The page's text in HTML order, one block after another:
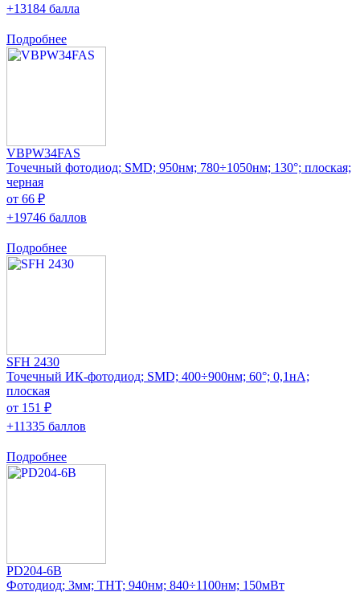
+13184 балла
Подробнее
VBPW34FAS
Точечный фотодиод; SMD; 950нм; 780÷1050нм; 130°; плоская;
черная
от 66 ₽
+19746 баллов
Подробнее
SFH 2430
Точечный ИК-фотодиод; SMD; 400÷900нм; 60°; 0,1нА;
плоская
от 151 ₽
+11335 баллов
Подробнее
PD204-6B
Фотодиод; 3мм; THT; 940нм; 840÷1100нм; 150мВт